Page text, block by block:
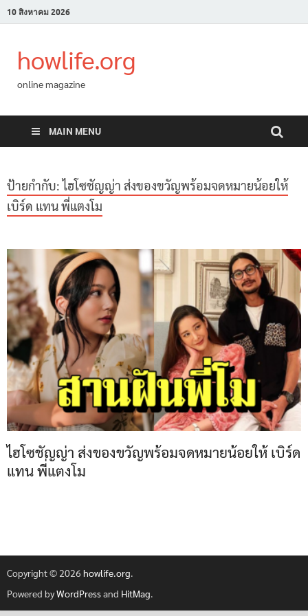
10 สิงหาคม 2026
howlife.org
online magazine
MAIN MENU
ป้ายกำกับ:ไฮโซชัญญ่า ส่งของขวัญพร้อมจดหมายน้อยให้
เบิร์ด แทน พี่แตงโม
ไฮโซชัญญ่า ส่งของขวัญพร้อมจดหมายน้อยให้ เบิร์ด
แทน พี่แตงโม
Copyright © 2026 howlife.org.
Powered byWordPressand HitMag.